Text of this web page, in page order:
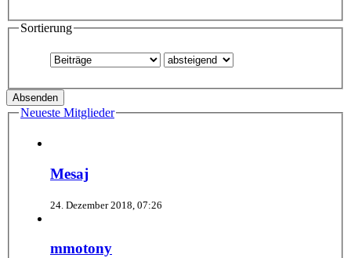
Sortierung
Neueste Mitglieder
Mesaj
24. Dezember 2018, 07:26
mmotony